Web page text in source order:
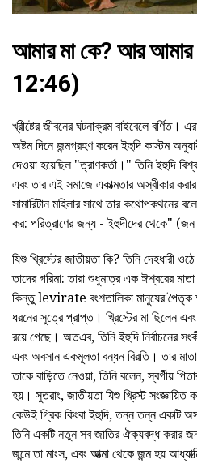
আমার মা কে? আর আমার
12:46)
খ্রীষ্টের জীবনের ঘটনাক্রম বাইবেলে বর্ণিত।
অষ্টম দিনে জন্মগ্রহণ করেন ইহুদি কাস্টম
দেওয়া হয়েছিল "ত্রাণকর্তা।" তিনি ইহুদি
এবং তার এই সমাজে একাত্মতার অস্বীকার
সামারিটান মহিলার সাথে তার কথোপকথনের
কর: পরিত্রাণের জন্য - ইহুদীদের থেকে"
যিশু খ্রিস্টের জাতীয়তা কি? তিনি দেহধারী
তাদের গরিমা: তারা শুধুমাত্র এক ঈশ্বরের
কিন্তু levirate বংশতালিকা মানুষের পৈতৃক
ধরনের সুত্রে প্রাপ্ত। খ্রিস্টের মা ছিলেন এবং
রয়ে গেছে। অতএব, তিনি ইহুদি নির্বাচনের
এবং অবসান একমূলতা বন্ধন বিরতি। তার
তাকে বাড়িতে নেওয়া, তিনি বলেন, স্বর্গীয়
হয়। সুতরাং, জাতীয়তা যিশু খ্রিস্ট
কেউই গ্রিক কিংবা ইহুদি, তন্ন তন্ন একটি
তিনি একটি নতুন সব জাতির ঐক্যবদ্ধ করার
জন্মে তা মাংস, এবং আত্মা থেকে জন্ম হয়